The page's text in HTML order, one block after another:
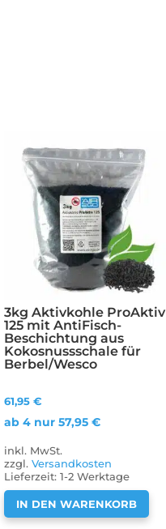
3kg Aktivkohle ProAktiv
125 mit AntiFisch-
Beschichtung aus
Kokosnussschale für
Berbel/Wesco
61,95€
ab 4 nur57,95€
inkl. MwSt.
zzgl.Versandkosten
Lieferzeit:1-2 Werktage
IN DEN WARENKORB